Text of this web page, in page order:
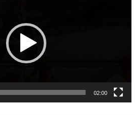
02:00